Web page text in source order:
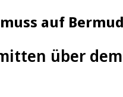
auf
über